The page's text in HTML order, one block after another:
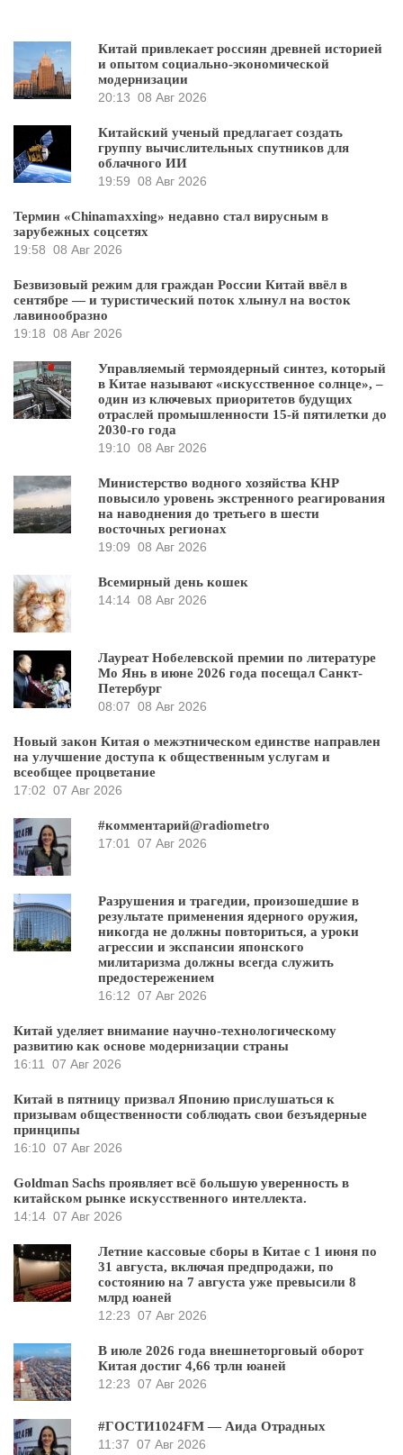
Китай привлекает россиян древней историей
и опытом социально-экономической
модернизации
20:13 08 Авг 2026
Китайский ученый предлагает создать
группу вычислительных спутников для
облачного ИИ
19:59 08 Авг 2026
Термин «Chinamaxxing» недавно стал вирусным в
зарубежных соцсетях
19:58 08 Авг 2026
Безвизовый режим для граждан России Китай ввёл в
сентябре — и туристический поток хлынул на восток
лавинообразно
19:18 08 Авг 2026
Управляемый термоядерный синтез, который
в Китае называют «искусственное солнце», –
один из ключевых приоритетов будущих
отраслей промышленности 15-й пятилетки до
2030-го года
19:10 08 Авг 2026
Министерство водного хозяйства КНР
повысило уровень экстренного реагирования
на наводнения до третьего в шести
восточных регионах
19:09 08 Авг 2026
Всемирный день кошек
14:14 08 Авг 2026
Лауреат Нобелевской премии по литературе
Мо Янь в июне 2026 года посещал Санкт-
Петербург
08:07 08 Авг 2026
Новый закон Китая о межэтническом единстве направлен
на улучшение доступа к общественным услугам и
всеобщее процветание
17:02 07 Авг 2026
#комментарий@radiometro
17:01
07 Авг 2026
Разрушения и трагедии, произошедшие в
результате применения ядерного оружия,
никогда не должны повториться, а уроки
агрессии и экспансии японского
милитаризма должны всегда служить
предостережением
16:12 07 Авг 2026
Китай уделяет внимание научно-технологическому
развитию как основе модернизации страны
16:11
07 Авг 2026
Китай в пятницу призвал Японию прислушаться к
призывам общественности соблюдать свои безъядерные
принципы
16:10 07 Авг 2026
Goldman Sachs проявляет всё большую уверенность в
китайском рынке искусственного интеллекта.
14:14 07 Авг 2026
Летние кассовые сборы в Китае с 1 июня по
31 августа, включая предпродажи, по
состоянию на 7 августа уже превысили 8
млрд юаней
12:23 07 Авг 2026
В июле 2026 года внешнеторговый оборот
Китая достиг 4,66 трлн юаней
12:23 07 Авг 2026
#ГОСТИ1024FM — Аида Отрадных
11:37 07 Авг 2026